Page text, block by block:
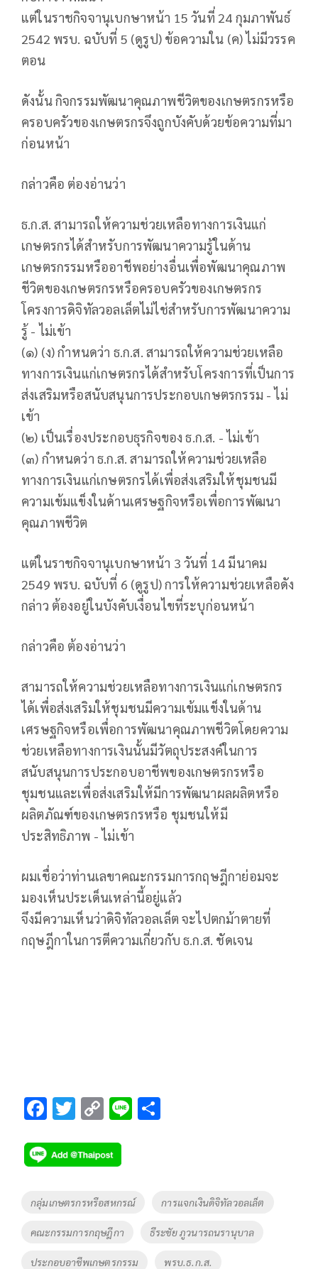
แต่ในราชกิจจานุเบกษาหน้า 15 วันที่ 24 กุมภาพันธ์
2542 พรบ. ฉบับที่ 5 (ดูรูป) ข้อความใน (ค) ไม่มีวรรค
ตอน
ดังนั้น กิจกรรมพัฒนาคุณภาพชีวิตของเกษตรกรหรือ
ครอบครัวของเกษตรกรจึงถูกบังคับด้วยข้อความที่มา
ก่อนหน้า
กล่าวคือ ต่องอ่านว่า
ธ.ก.ส. สามารถให้ความช่วยเหลือทางการเงินแก่
เกษตรกรได้สําหรับการพัฒนาความรู้ในด้าน
เกษตรกรรมหรืออาชีพอย่างอื่นเพื่อพัฒนาคุณภาพ
ชีวิตของเกษตรกรหรือครอบครัวของเกษตรกร
โครงการดิจิทัลวอลเล็ตไม่ไช่สําหรับการพัฒนาความ
รู้ - ไม่เข้า
(๑) (ง) กำหนดว่า ธ.ก.ส. สามารถให้ความช่วยเหลือ
ทางการเงินแก่เกษตรกรได้สําหรับโครงการที่เป็นการ
ส่งเสริมหรือสนับสนุนการประกอบเกษตรกรรม - ไม่
เข้า
(๒) เป็นเรื่องประกอบธุรกิจของ ธ.ก.ส. - ไม่เข้า
(๓) กำหนดว่า ธ.ก.ส. สามารถให้ความช่วยเหลือ
ทางการเงินแก่เกษตรกรได้เพื่อส่งเสริมให้ชุมชนมี
ความเข้มแข็งในด้านเศรษฐกิจหรือเพื่อการพัฒนา
คุณภาพชีวิต
แต่ในราชกิจจานุเบกษาหน้า 3 วันที่ 14 มีนาคม
2549 พรบ. ฉบับที่ 6 (ดูรูป) การให้ความช่วยเหลือดัง
กล่าว ต้องอยู่ในบังคับเงื่อนไขที่ระบุก่อนหน้า
กล่าวคือ ต้องอ่านว่า
สามารถให้ความช่วยเหลือทางการเงินแก่เกษตรกร
ได้เพื่อส่งเสริมให้ชุมชนมีความเข้มแข็งในด้าน
เศรษฐกิจหรือเพื่อการพัฒนาคุณภาพชีวิตโดยความ
ช่วยเหลือทางการเงินนั้นมีวัตถุประสงค์ในการ
สนับสนุนการประกอบอาชีพของเกษตรกรหรือ
ชุมชนและเพื่อส่งเสริมให้มีการพัฒนาผลผลิตหรือ
ผลิตภัณฑ์ของเกษตรกรหรือ ชุมชนให้มี
ประสิทธิภาพ - ไม่เข้า
ผมเชื่อว่าท่านเลขาคณะกรรมการกฤษฎีกาย่อมจะ
มองเห็นประเด็นเหล่านี้อยู่แล้ว
จึงมีความเห็นว่าดิจิทัลวอลเล็ต จะไปตกม้าตายที่
กฤษฎีกาในการตีความเกี่ยวกับ ธ.ก.ส. ชัดเจน
F
e
b
o
k
T
tt
er
C
p
y
Li
n
k
Li
Tags
กลุ่มเกษตรกรหรือสหกรณ์ การแจกเงินดิจิทัลวอลเล็ต
คณะกรรมการกฤษฎีกา ธีระชัย ภูวนารถนรานุบาล
ประกอบอาชีพเกษตรกรรม พรบ.ธ.ก.ส.